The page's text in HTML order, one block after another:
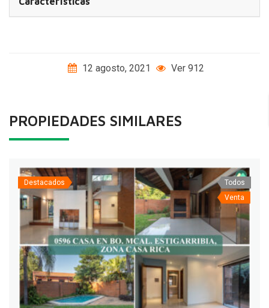
12 agosto, 2021 Ver 912
PROPIEDADES SIMILARES
Destacados
Todos
Venta